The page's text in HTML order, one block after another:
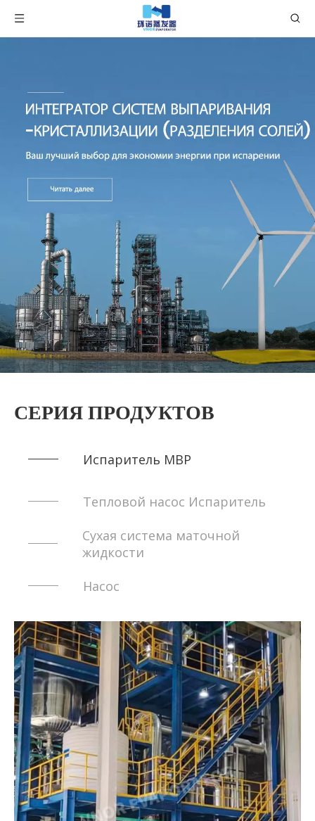
СЕРИЯ ПРОДУКТОВ
Компрессор
Центрифуга
Многоступенчатый испаритель
Испаритель МВР
Тепловой насос Испаритель
Сухая система маточной
жидкости
Насос
Компрессор
Центрифуга
Многоступенчатый испаритель
Испаритель МВР
Тепловой насос Испаритель